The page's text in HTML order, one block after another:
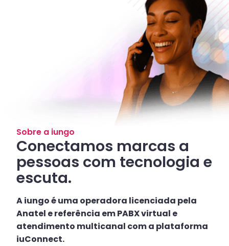
Sobre a iungo
Conectamos marcas a
pessoas com tecnologia e
escuta.
A iungo é uma operadora licenciada pela
Anatel e referência em PABX virtual e
atendimento multicanal com a plataforma
iuConnect.